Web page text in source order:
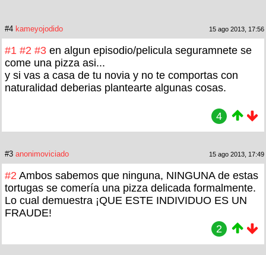
#4 kameyojodido 15 ago 2013, 17:56
#1 #2 #3 en algun episodio/pelicula seguramnete se
come una pizza asi...
y si vas a casa de tu novia y no te comportas con
naturalidad deberias plantearte algunas cosas.
4
#3 anonimoviciado 15 ago 2013, 17:49
#2 Ambos sabemos que ninguna, NINGUNA de estas
tortugas se comería una pizza delicada formalmente.
Lo cual demuestra ¡QUE ESTE INDIVIDUO ES UN
FRAUDE!
2